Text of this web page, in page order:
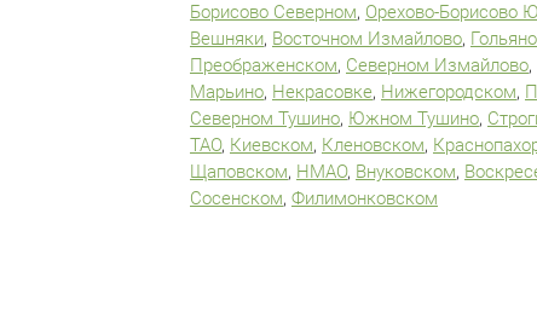
Борисово Северном, Орехово-Борисово
Вешняки, Восточном Измайлово,
Преображенском, Северном Измайлово,
Марьино, Некрасовке, Нижегородском,
Северном Тушино, Южном Тушино,
ТАО, Киевском, Кленовском,
Щаповском, НМАО, Внуковском,
Сосенском, Филимонковском